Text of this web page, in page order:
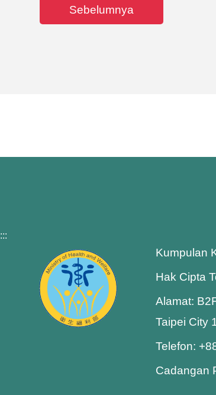
Sebelumnya
:::
Kumpulan
Hak Cipta
Alamat:
Taipei City
Telefon:
Cadangan